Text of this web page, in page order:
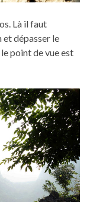
Là il faut
et dépasser le
point de vue est